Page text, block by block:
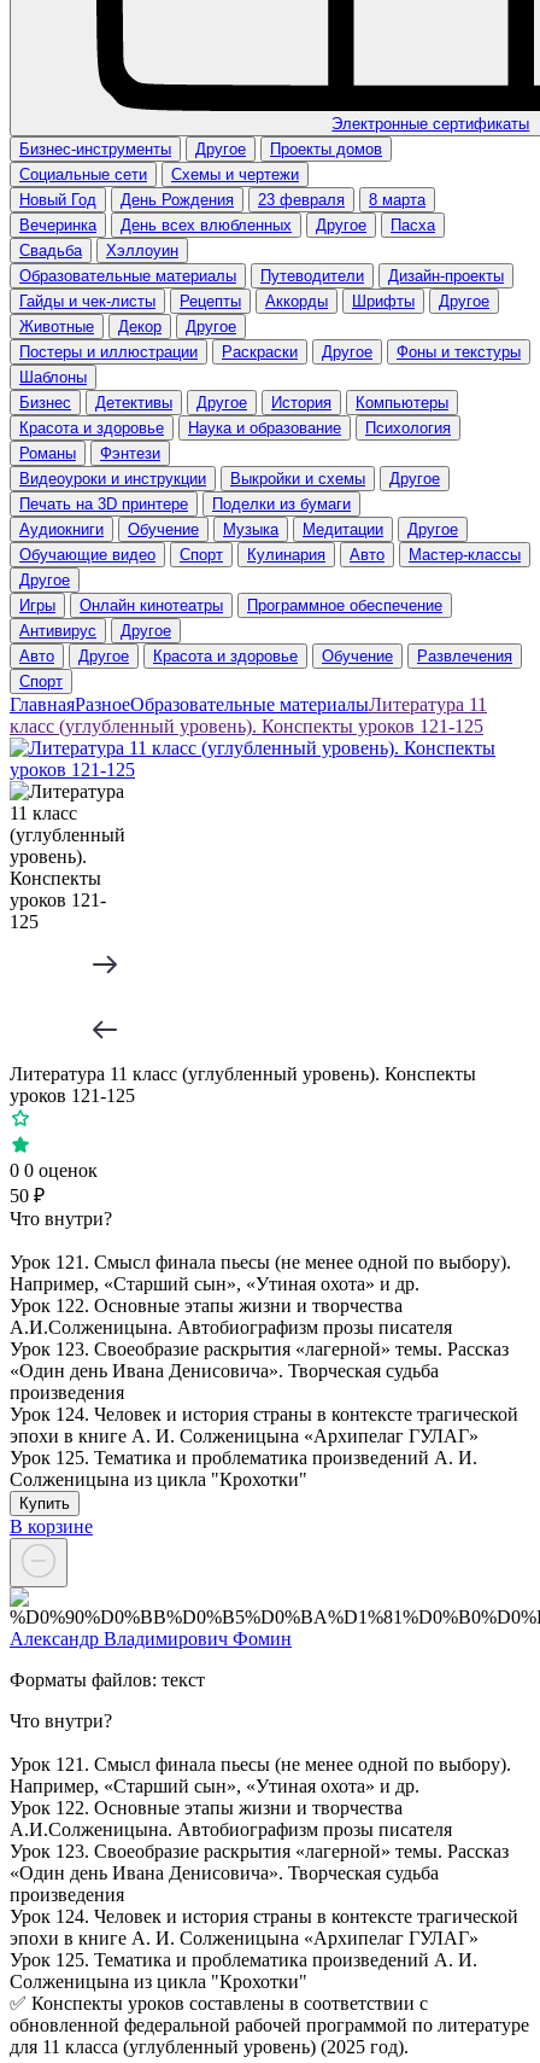
Электронные сертификаты
Бизнес-инструменты
Другое
Проекты домов
Социальные сети
Схемы и чертежи
Новый Год
День Рождения 23 февраля
8 марта
Вечеринка
День всех влюбленных Другое
Пасха
Свадьба
Хэллоуин
Образовательные материалы
Путеводители
Дизайн-проекты
Гайды и чек-листы
Рецепты Аккорды Шрифты
Другое
Животные
Декор
Другое
Постеры и иллюстрации
Раскраски Другое
Фоны и текстуры
Шаблоны
Бизнес
Детективы Другое История
Компьютеры
Красота и здоровье
Наука и образование
Психология
Романы
Фэнтези
Видеоуроки и инструкции
Выкройки и схемы
Другое
Печать на 3D принтере
Поделки из бумаги
Аудиокниги
Обучение Музыка Медитации
Другое
Обучающие видео
Спорт Кулинария Авто
Мастер-классы
Другое
Игры
Онлайн кинотеатры
Программное обеспечение
Антивирус
Другое
Авто
Другое Красота и здоровье Обучение
Развлечения
Спорт
ГлавнаяРазноеОбразовательные материалыЛитература 11
класс (углубленный уровень). Конспекты уроков 121-125
Литература 11 класс (углубленный уровень). Конспекты
уроков 121-125
0 0 оценок
50 ₽
Что внутри?
Урок 121. Смысл финала пьесы (не менее одной по выбору).
Например, «Старший сын», «Утиная охота» и др.
Урок 122. Основные этапы жизни и творчества
А.И.Солженицына. Автобиографизм прозы писателя
Урок 123. Своеобразие раскрытия «лагерной» темы. Рассказ
«Один день Ивана Денисовича». Творческая судьба
произведения
Урок 124. Человек и история страны в контексте трагической
эпохи в книге А. И. Солженицына «Архипелаг ГУЛАГ»
Урок 125. Тематика и проблематика произведений А. И.
Солженицына из цикла "Крохотки"
Купить
В корзине
Александр Владимирович Фомин
Форматы файлов: текст
Что внутри?
Урок 121. Смысл финала пьесы (не менее одной по выбору).
Например, «Старший сын», «Утиная охота» и др.
Урок 122. Основные этапы жизни и творчества
А.И.Солженицына. Автобиографизм прозы писателя
Урок 123. Своеобразие раскрытия «лагерной» темы. Рассказ
«Один день Ивана Денисовича». Творческая судьба
произведения
Урок 124. Человек и история страны в контексте трагической
эпохи в книге А. И. Солженицына «Архипелаг ГУЛАГ»
Урок 125. Тематика и проблематика произведений А. И.
Солженицына из цикла "Крохотки"
✅ Конспекты уроков составлены в соответствии с
обновленной федеральной рабочей программой по литературе
для 11 класса (углубленный уровень) (2025 год).